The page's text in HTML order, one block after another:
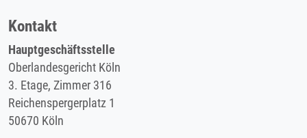
Kontakt
Hauptgeschäftsstelle
Oberlandesgericht Köln
3. Etage, Zimmer 316
Reichenspergerplatz 1
50670 Köln